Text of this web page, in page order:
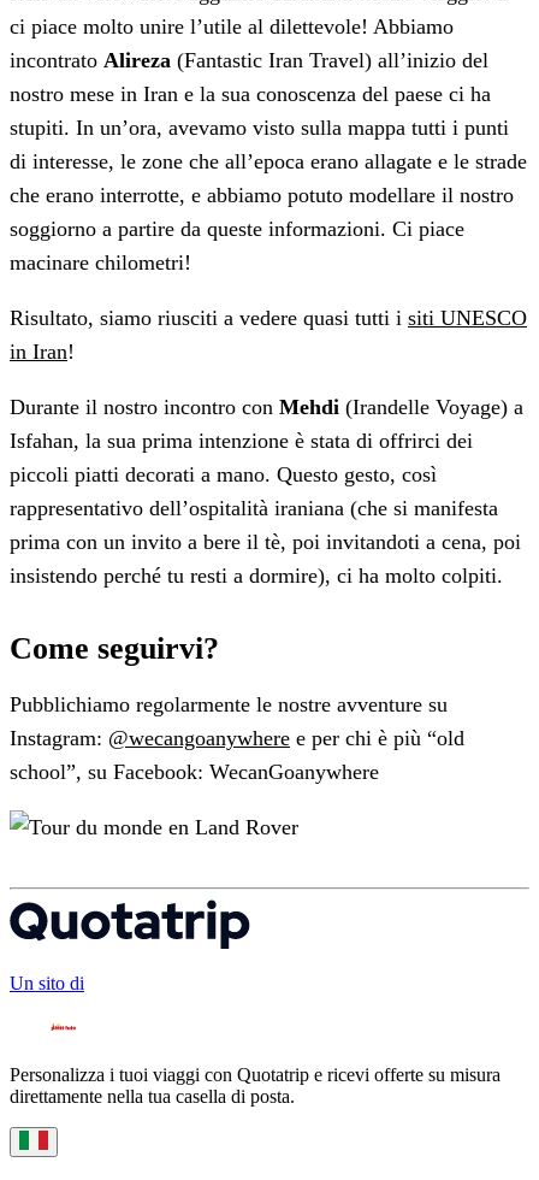
ci piace molto unire l’utile al dilettevole! Abbiamo
incontrato Alireza (Fantastic Iran Travel) all’inizio del
nostro mese in Iran e la sua conoscenza del paese ci ha
stupiti. In un’ora, avevamo visto sulla mappa tutti i punti
di interesse, le zone che all’epoca erano allagate e le strade
che erano interrotte, e abbiamo potuto modellare il nostro
soggiorno a partire da queste informazioni. Ci piace
macinare chilometri!
Risultato, siamo riusciti a vedere quasi tutti i siti UNESCO
in Iran!
Durante il nostro incontro con Mehdi (Irandelle Voyage) a
Isfahan, la sua prima intenzione è stata di offrirci dei
piccoli piatti decorati a mano. Questo gesto, così
rappresentativo dell’ospitalità iraniana (che si manifesta
prima con un invito a bere il tè, poi invitandoti a cena, poi
insistendo perché tu resti a dormire), ci ha molto colpiti.
Come seguirvi?
Pubblichiamo regolarmente le nostre avventure su
Instagram: @wecangoanywhere e per chi è più “old
school”, su Facebook: WecanGoanywhere
Un sito di
Personalizza i tuoi viaggi con Quotatrip e ricevi offerte su misura
direttamente nella tua casella di posta.